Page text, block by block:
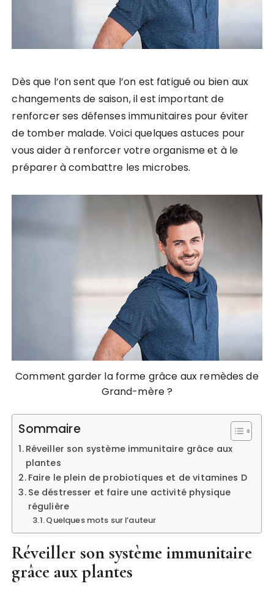
Dès que l’on sent que l’on est fatigué ou bien aux
changements de saison, il est important de
renforcer ses défenses immunitaires pour éviter
de tomber malade. Voici quelques astuces pour
vous aider à renforcer votre organisme et à le
préparer à combattre les microbes.
Comment garder la forme grâce aux remèdes de
Grand-mère ?
Sommaire
Réveiller son système immunitaire grâce aux
plantes
Faire le plein de probiotiques et de vitamines D
Se déstresser et faire une activité physique
régulière
Quelques mots sur l’auteur
Réveiller son système immunitaire
grâce aux plantes